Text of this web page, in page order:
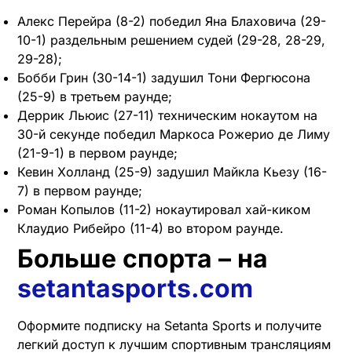
Алекс Перейра (8-2) победил Яна Блаховича (29-
10-1) раздельным решением судей (29-28, 28-29,
29-28);
Бобби Грин (30-14-1) задушил Тони Фергюсона
(25-9) в третьем раунде;
Деррик Льюис (27-11) техническим нокаутом на
30-й секунде победил Маркоса Рожерио де Лиму
(21-9-1) в первом раунде;
Кевин Холланд (25-9) задушил Майкла Кьезу (16-
7) в первом раунде;
Роман Копылов (11-2) нокаутировал хай-киком
Клаудио Рибейро (11-4) во втором раунде.
Больше спорта – на
setantasports.com
Оформите подписку на Setanta Sports и получите
легкий доступ к лучшим спортивным трансляциям